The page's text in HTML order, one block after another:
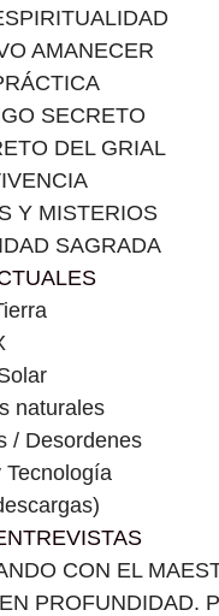
AMANECER
SECRETO
DEL GRIAL
Y MISTERIOS
SAGRADA
naturales
/ Desordenes
Tecnología
CON EL
PROFUNDIDAD.